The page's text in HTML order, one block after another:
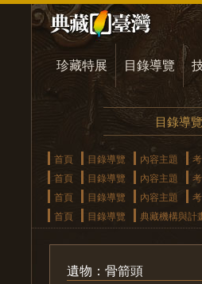
珍藏特展 目錄導覽
目錄導
首頁 目錄導覽 內容主題
首頁
目錄導覽 內容主題
首頁
目錄導覽 內容主題
首頁
目錄導覽 典藏機構與計
遺物：骨箭頭